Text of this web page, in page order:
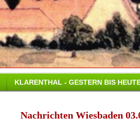
KLARENTHAL - GESTERN BIS
Nachrichten Wiesbaden